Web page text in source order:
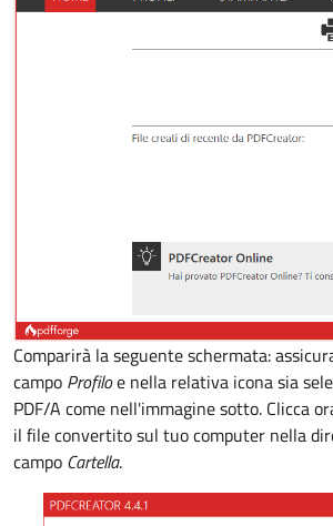
Comparirà la seguente schermata:
campo Profiloe nella relativa icona sia
PDF/A come nell'immagine sotto. Clicca
il file convertito sul tuo computer nella
campo Cartella.